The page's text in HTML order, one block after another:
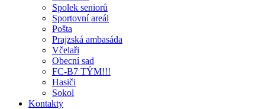
Spolek seniorů
Sportovní areál
Pošta
Prajzská ambasáda
Včelaři
Obecní sad
FC-B7 TÝM!!!
Hasiči
Sokol
Kontakty